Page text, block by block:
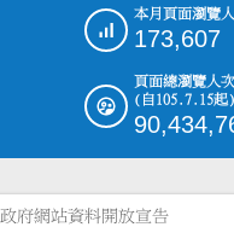
本月頁面瀏覽
173,607
頁面總瀏覽人次
(自105.7.15起)
政府網站資料開放宣告